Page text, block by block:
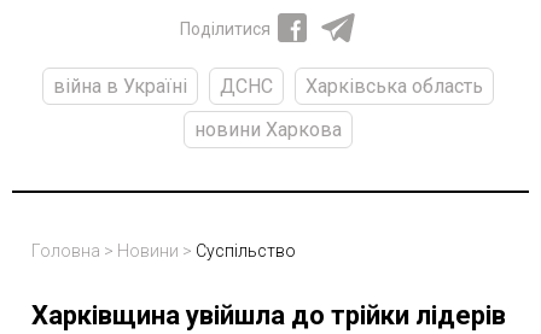
Поділитися
війна в Україні ДСНС
Харківська область
новини Харкова
Головна > Новини > Суспільство
Харківщина увійшла до трійки лідерів